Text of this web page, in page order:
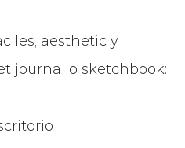
aesthetic y
journal o sketchbook: